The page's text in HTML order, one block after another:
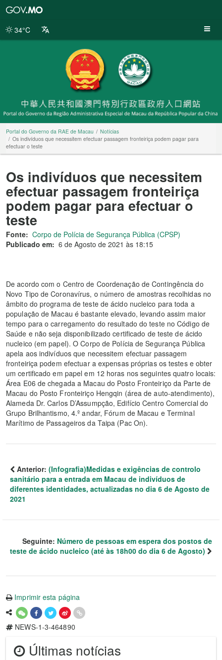
da
34°C
Portal do Governo da RAE de Macau
Notícias
Os indivíduos que necessitem efectuar passagem fronteiriça podem pagar para
efectuar o teste
Os indivíduos que necessitem
efectuar passagem fronteiriça
podem pagar para efectuar o
teste
Fonte: Corpo de Polícia de Segurança Pública (CPSP)
Publicado em: 6 de Agosto de 2021 às 18:15
De acordo com o Centro de Coordenação de Contingência do
Novo Tipo de Coronavírus, o número de amostras recolhidas no
âmbito do programa de teste de ácido nucleico para toda a
população de Macau é bastante elevado, levando assim maior
tempo para o carregamento do resultado do teste no Código de
Saúde e não seja disponibilizado certificado de teste de ácido
nucleico (em papel). O Corpo de Polícia de Segurança Pública
apela aos indivíduos que necessitem efectuar passagem
fronteiriça podem efectuar a expensas próprias os testes e obter
um certificado em papel em 12 horas nos seguintes quatro locais:
Área E06 de chegada a Macau do Posto Fronteiriço da Parte de
Macau do Posto Fronteiriço Hengqin (área de auto-atendimento),
Alameda Dr. Carlos D’Assumpção, Edifício Centro Comercial do
Grupo Brilhantismo, 4.º andar, Fórum de Macau e Terminal
Marítimo de Passageiros da Taipa (Pac On).
Anterior: (Infografia)Medidas e exigências de controlo
sanitário para a entrada em Macau de indivíduos de
diferentes identidades, actualizadas no dia 6 de Agosto de
2021
Seguinte: Número de pessoas em espera dos postos de
teste de ácido nucleico (até às 18h00 do dia 6 de Agosto)
Imprimir esta página
NEWS-1-3-464890
Últimas notícias